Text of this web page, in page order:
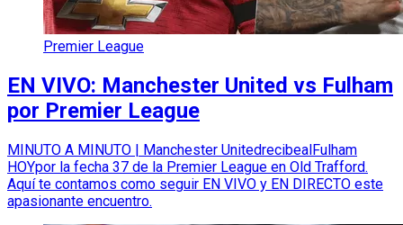
Premier League
EN VIVO: Manchester United vs Fulham
por Premier League
MINUTO A MINUTO | Manchester UnitedrecibealFulham
HOYpor la fecha 37 de la Premier League en Old Trafford.
Aquí te contamos como seguir EN VIVO y EN DIRECTO este
apasionante encuentro.